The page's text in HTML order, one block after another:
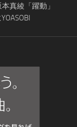
真綾「躍動」